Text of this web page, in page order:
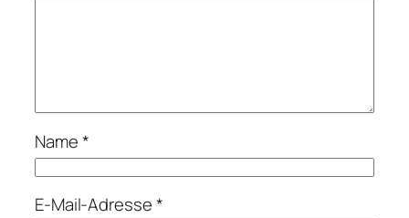
Name*
E-Mail-Adresse*